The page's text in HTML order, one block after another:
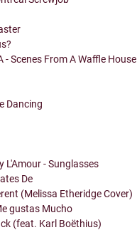
- Scenes From A Waffle House
Dancing
L'Amour - Sunglasses
De
(Melissa Etheridge Cover)
gustas Mucho
(feat. Karl Boëthius)